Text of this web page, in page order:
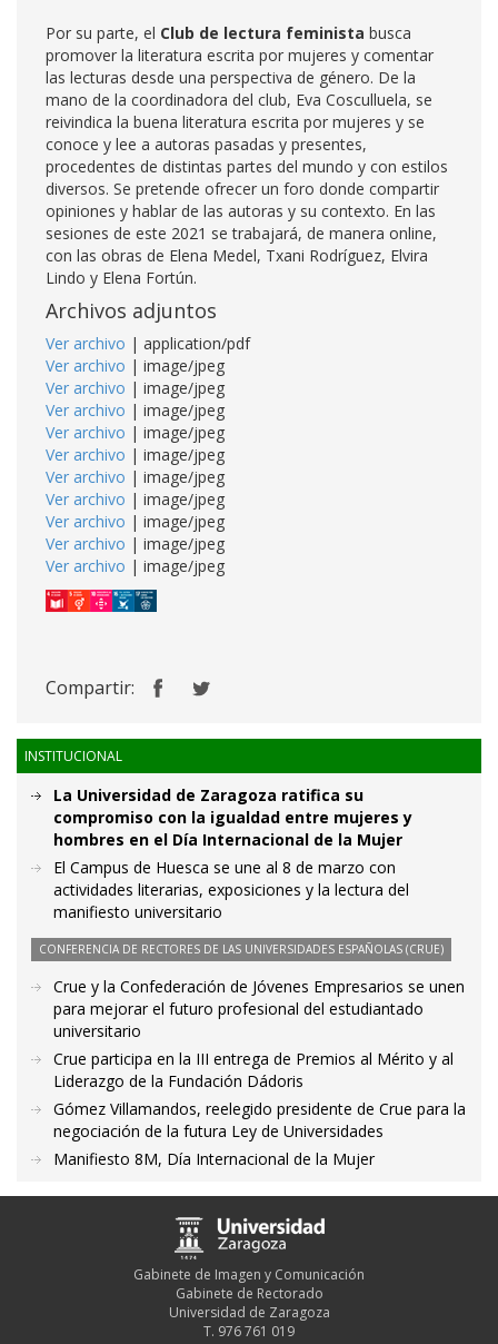
Por su parte, el Club de lectura feminista busca
promover la literatura escrita por mujeres y comentar
las lecturas desde una perspectiva de género. De la
mano de la coordinadora del club, Eva Cosculluela, se
reivindica la buena literatura escrita por mujeres y se
conoce y lee a autoras pasadas y presentes,
procedentes de distintas partes del mundo y con estilos
diversos. Se pretende ofrecer un foro donde compartir
opiniones y hablar de las autoras y su contexto. En las
sesiones de este 2021 se trabajará, de manera online,
con las obras de Elena Medel, Txani Rodríguez, Elvira
Lindo y Elena Fortún.
Archivos adjuntos
Ver archivo | application/pdf
Ver archivo | image/jpeg
Ver archivo | image/jpeg
Ver archivo | image/jpeg
Ver archivo | image/jpeg
Ver archivo | image/jpeg
Ver archivo | image/jpeg
Ver archivo | image/jpeg
Ver archivo | image/jpeg
Ver archivo | image/jpeg
Ver archivo | image/jpeg
Compartir:
INSTITUCIONAL
La Universidad de Zaragoza ratifica su
compromiso con la igualdad entre mujeres y
hombres en el Día Internacional de la Mujer
El Campus de Huesca se une al 8 de marzo con
actividades literarias, exposiciones y la lectura del
manifiesto universitario
CONFERENCIA DE RECTORES DE LAS UNIVERSIDADES ESPAÑOLAS (CRUE)
Crue y la Confederación de Jóvenes Empresarios se unen
para mejorar el futuro profesional del estudiantado
universitario
Crue participa en la III entrega de Premios al Mérito y al
Liderazgo de la Fundación Dádoris
Gómez Villamandos, reelegido presidente de Crue para la
negociación de la futura Ley de Universidades
Manifiesto 8M, Día Internacional de la Mujer
Gabinete de Imagen y Comunicación
Gabinete de Rectorado
Universidad de Zaragoza
T. 976 761 019